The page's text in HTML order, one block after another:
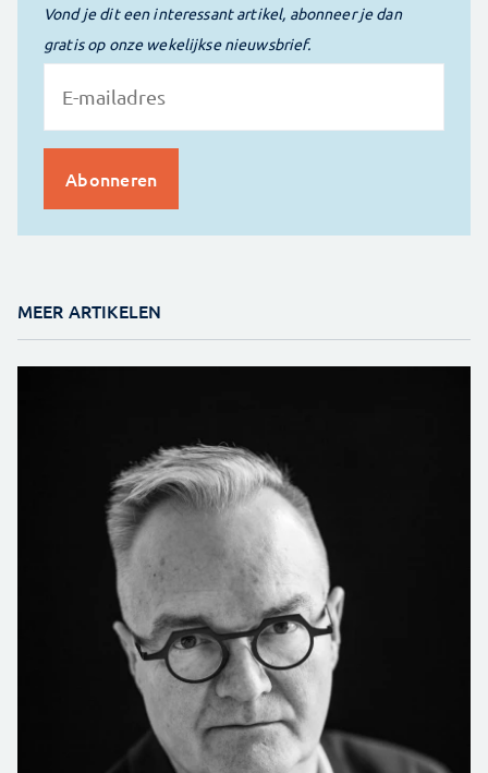
Vond je dit een interessant artikel, abonneer je dan
gratis op onze wekelijkse nieuwsbrief.
MEER ARTIKELEN